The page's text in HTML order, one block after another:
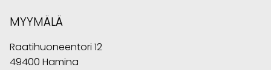
MYYMÄLÄ
Raatihuoneentori 12
49400 Hamina